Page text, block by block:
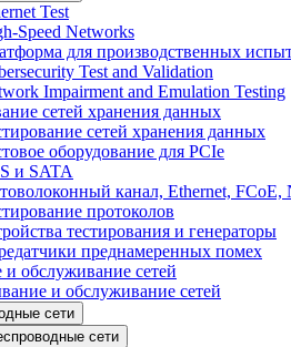
Test
Speed Networks
для производственных
Test and Validation
Impairment and Emulation Testing
сетей хранения данных
сетей хранения данных
оборудование для PCIe
и SATA
канал, Ethernet, FCoE,
протоколов
тестирования и генераторы
преднамеренных помех
и обслуживание сетей
и обслуживание сетей
сети
сети